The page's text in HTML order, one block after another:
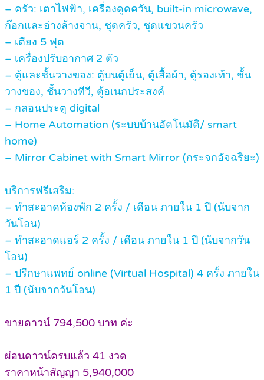
– ครัว: เตาไฟฟ้า, เครื่องดูดควัน, built-in microwave,
ก๊อกและอ่างล้างจาน, ชุดครัว, ชุดแขวนครัว
– เตียง 5 ฟุต
– เครื่องปรับอากาศ 2 ตัว
– ตู้และชั้นวางของ: ตู้บนตู้เย็น, ตู้เสื้อผ้า, ตู้รองเท้า, ชั้น
วางของ, ชั้นวางทีวี, ตู้อเนกประสงค์
– กลอนประตู digital
– Home Automation (ระบบบ้านอัตโนมัติ/ smart
home)
– Mirror Cabinet with Smart Mirror (กระจกอัจฉริยะ)
บริการฟรีเสริม:
– ทำสะอาดห้องพัก 2 ครั้ง / เดือน ภายใน 1 ปี (นับจาก
วันโอน)
– ทำสะอาดแอร์ 2 ครั้ง / เดือน ภายใน 1 ปี (นับจากวัน
โอน)
– ปรีกษาแพทย์ online (Virtual Hospital) 4 ครั้ง ภายใน
1 ปี (นับจากวันโอน)
ขายดาวน์ 794,500 บาท ค่ะ
ผ่อนดาวน์ครบแล้ว 41 งวด
ราคาหน้าสัญญา 5,940,000